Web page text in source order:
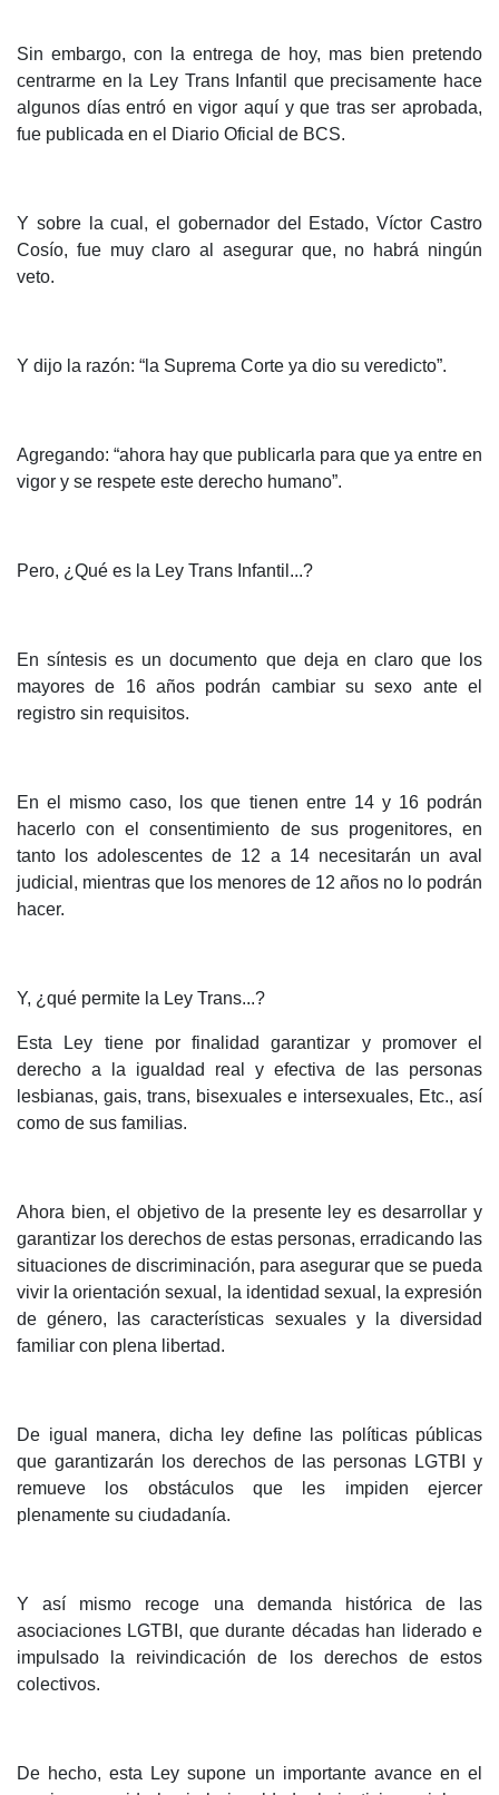
Sin embargo, con la entrega de hoy, mas bien pretendo
centrarme en la Ley Trans Infantil que precisamente hace
algunos días entró en vigor aquí y que tras ser aprobada,
fue publicada en el Diario Oficial de BCS.
Y sobre la cual, el gobernador del Estado, Víctor Castro
Cosío, fue muy claro al asegurar que, no habrá ningún
veto.
Y dijo la razón: “la Suprema Corte ya dio su veredicto”.
Agregando: “ahora hay que publicarla para que ya entre en
vigor y se respete este derecho humano”.
Pero, ¿Qué es la Ley Trans Infantil...?
En síntesis es un documento que deja en claro que los
mayores de 16 años podrán cambiar su sexo ante el
registro sin requisitos.
En el mismo caso, los que tienen entre 14 y 16 podrán
hacerlo con el consentimiento de sus progenitores, en
tanto los adolescentes de 12 a 14 necesitarán un aval
judicial, mientras que los menores de 12 años no lo podrán
hacer.
Y, ¿qué permite la Ley Trans...?
Esta Ley tiene por finalidad garantizar y promover el
derecho a la igualdad real y efectiva de las personas
lesbianas, gais, trans, bisexuales e intersexuales, Etc., así
como de sus familias.
Ahora bien, el objetivo de la presente ley es desarrollar y
garantizar los derechos de estas personas, erradicando las
situaciones de discriminación, para asegurar que se pueda
vivir la orientación sexual, la identidad sexual, la expresión
de género, las características sexuales y la diversidad
familiar con plena libertad.
De igual manera, dicha ley define las políticas públicas
que garantizarán los derechos de las personas LGTBI y
remueve los obstáculos que les impiden ejercer
plenamente su ciudadanía.
Y así mismo recoge una demanda histórica de las
asociaciones LGTBI, que durante décadas han liderado e
impulsado la reivindicación de los derechos de estos
colectivos.
De hecho, esta Ley supone un importante avance en el